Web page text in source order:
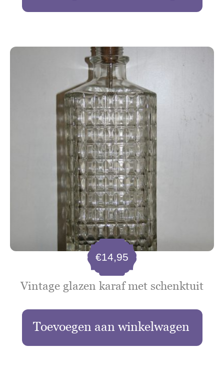
Vintage glazen karaf met schenktuit
€14,95
Toevoegen aan winkelwagen